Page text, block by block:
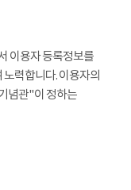
이용자 등록정보를
력합니다. 이용자의
념관"이 정하는